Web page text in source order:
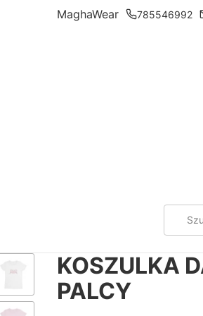
MaghaWear 785546992
KOSZULKA
PALCY